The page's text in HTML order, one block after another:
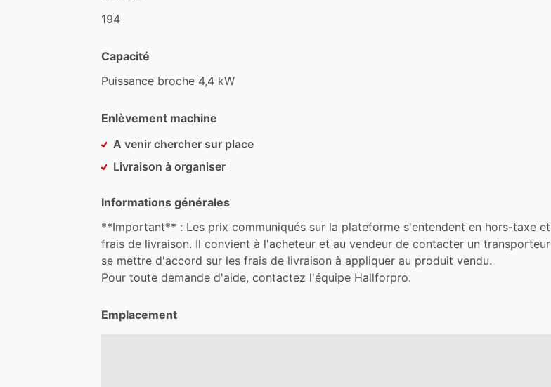
194
Capacité
Puissance broche 4,4 kW
Enlèvement machine
A venir chercher sur place
Livraison à organiser
Informations générales
**Important** : Les prix communiqués sur la plateforme s'entendent en hors-taxe et
frais de livraison. Il convient à l'acheteur et au vendeur de contacter un transporteur
se mettre d'accord sur les frais de livraison à appliquer au produit vendu.
Pour toute demande d'aide, contactez l'équipe Hallforpro.
Emplacement